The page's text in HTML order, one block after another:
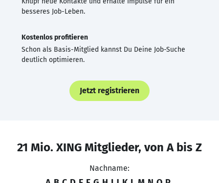
besseres Job-Leben.
Kostenlos profitieren
Schon als Basis-Mitglied kannst Du Deine Job-Suche
deutlich optimieren.
Jetzt registrieren
21 Mio. XING Mitglieder, von A bis Z
Nachname: